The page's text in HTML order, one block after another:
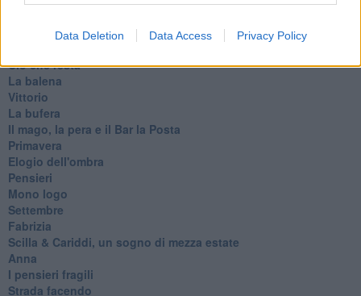
Data Deletion Data Access Privacy Policy
Cristobal
Ciò che resta
La balena
Vittorio
La bufera
Il mago, la pera e il Bar la Posta
Primavera
Elogio dell'ombra
Pensieri
Mono logo
Settembre
Fabrizia
​Scilla & Cariddi, un sogno di mezza estate
Anna
I pensieri fragili
Strada facendo